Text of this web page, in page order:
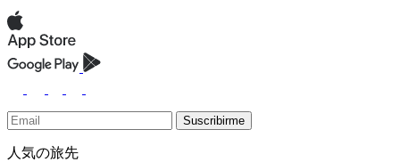
Suscribirme
人気の旅先